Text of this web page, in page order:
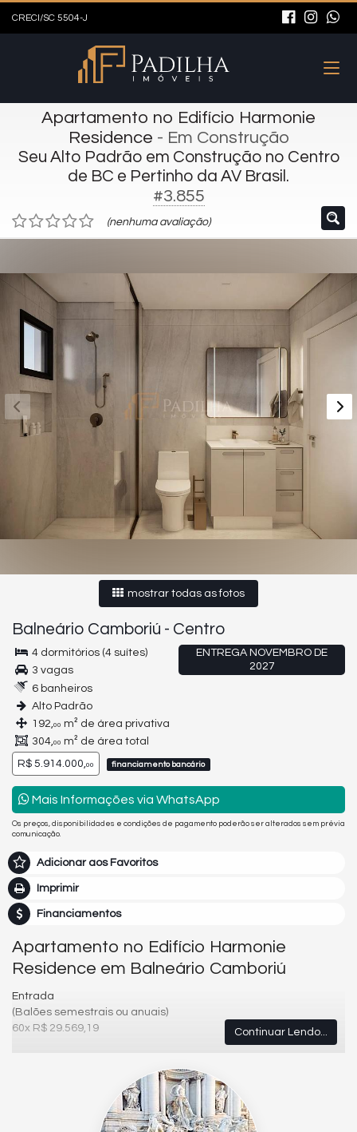
CRECI/SC 5504-J
Apartamento no Edifício Harmonie
Residence - Em Construção
Seu Alto Padrão em Construção no Centro
de BC e Pertinho da AV Brasil.
#3.855
(nenhuma avaliação)
mostrar todas as fotos
Balneário Camboriú - Centro
ENTREGA NOVEMBRO DE
2027
4 dormitórios (4 suítes)
3 vagas
6 banheiros
Alto Padrão
192,00 m² de área privativa
304,00 m² de área total
R$ 5.914.000,00 financiamento bancário
Mais Informações via WhatsApp
Os preços, disponibilidades e condições de pagamento poderão ser alterados sem prévia
comunicação.
Adicionar aos Favoritos
Imprimir
Financiamentos
Apartamento no Edifício Harmonie
Residence em Balneário Camboriú
Entrada
(Balões semestrais ou anuais)
60x R$ 29.569,19
192.91m²Área privativa
Continuar Lendo...